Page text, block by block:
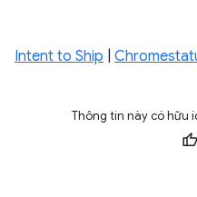
Intent to Ship
Thông tin này có hữu